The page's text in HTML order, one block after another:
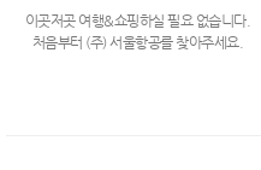
이곳저곳 여행&쇼핑하실 필요 없습니다.
처음부터 (주) 서울항공를 찾아주세요.